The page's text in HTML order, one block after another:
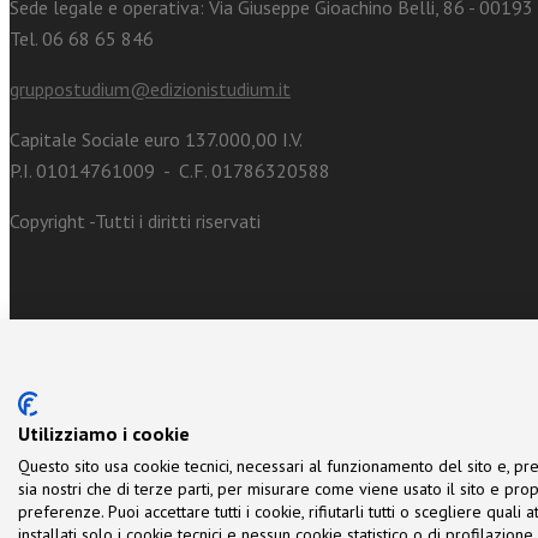
Sede legale e operativa: Via Giuseppe Gioachino Belli, 86 - 00193
Tel. 06 68 65 846
gruppostudium@edizionistudium.it
Capitale Sociale euro 137.000,00 I.V.
P.I. 01014761009 - C.F. 01786320588
Copyright -Tutti i diritti riservati
Utilizziamo i cookie
Questo sito usa cookie tecnici, necessari al funzionamento del sito e,
sia nostri che di terze parti, per misurare come viene usato il sito e
preferenze. Puoi accettare tutti i cookie, rifiutarli tutti o scegliere quali